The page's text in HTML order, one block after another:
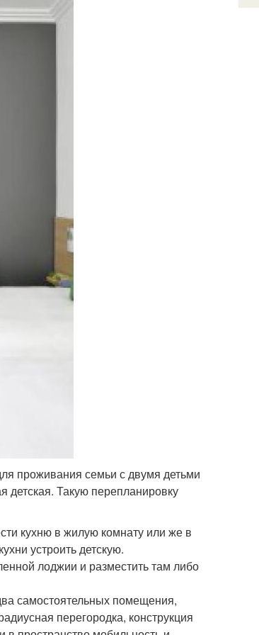
проживания семьи с двумя детьми
детская. Такую перепланировку
кухню в жилую комнату или же в
устроить детскую.
лоджии и разместить там либо
самостоятельных помещения,
перегородка, конструкция